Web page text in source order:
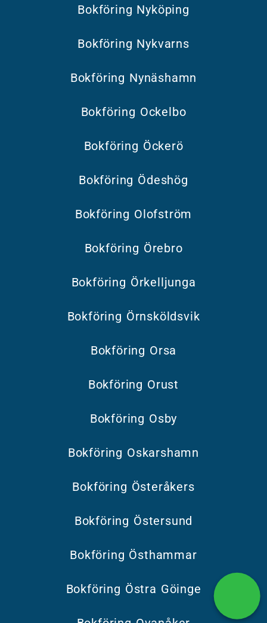
Bokföring Nyköping
Bokföring Nykvarns
Bokföring Nynäshamn
Bokföring Ockelbo
Bokföring Öckerö
Bokföring Ödeshög
Bokföring Olofström
Bokföring Örebro
Bokföring Örkelljunga
Bokföring Örnsköldsvik
Bokföring Orsa
Bokföring Orust
Bokföring Osby
Bokföring Oskarshamn
Bokföring Österåkers
Bokföring Östersund
Bokföring Östhammar
Bokföring Östra Göinge